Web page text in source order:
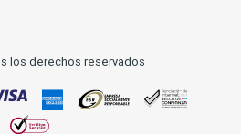
los derechos reservados